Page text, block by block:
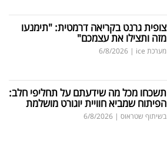
צופית גרנט בקריאה דרמטית: "תימנעו
מזה ותצילו את עצמכם"
מערכת ice |
6/8/2026
תשכחו מכל מה שידעתם על תחליפי חלב:
הפיתוח שמביא חוויית יוגורט מושלמת
בשיתוף שטראוס |
6/8/2026